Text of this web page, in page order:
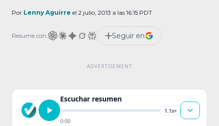
Titán, donde además de analizar el
sobre el único planeta con anillos visibles
del sistema solar. A partir de los hallazgos y
Por Lenny Aguirre el 2 julio, 2013 a las 16:15 PDT
Resume con: Seguir en
Escuchar resumen
1.1x▾
0:00